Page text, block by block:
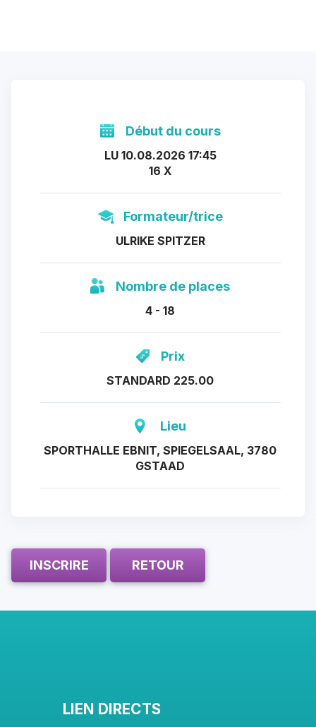
Début du cours
LU 10.08.2026 17:45
16 X
Formateur/trice
ULRIKE SPITZER
Nombre de places
4 - 18
Prix
STANDARD 225.00
Lieu
SPORTHALLE EBNIT, SPIEGELSAAL, 3780
GSTAAD
INSCRIRE RETOUR
LIEN DIRECTS